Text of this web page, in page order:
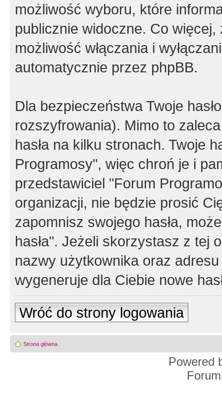
możliwość wyboru, które
publicznie widoczne. Co
możliwość włączania i
automatycznie przez phpBB.
Dla bezpieczeństwa Twoje
rozszyfrowania). Mimo to
hasła na kilku stronach. Twoje
Programosy", więc chroń je i
przedstawiciel "Forum
organizacji, nie będzie prosić
zapomnisz swojego hasła,
hasła". Jeżeli skorzystasz z tej
nazwy użytkownika oraz
wygeneruje dla Ciebie nowe
Wróć do strony logowania
Strona główna
Powered